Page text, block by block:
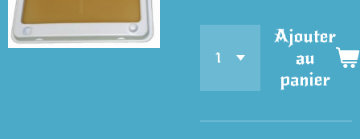
Ajouter
au
panier